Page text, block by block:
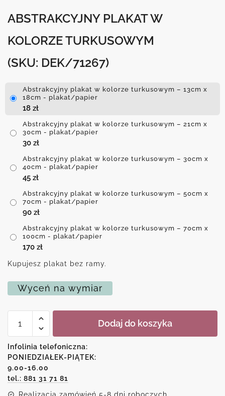
ABSTRAKCYJNY PLAKAT W
KOLORZE TURKUSOWYM
(SKU: DEK/71267)
Abstrakcyjny plakat w kolorze turkusowym – 13cm x
18cm - plakat/papier
18 zł
Abstrakcyjny plakat w kolorze turkusowym – 21cm x
30cm - plakat/papier
30 zł
Abstrakcyjny plakat w kolorze turkusowym – 30cm x
40cm - plakat/papier
45 zł
Abstrakcyjny plakat w kolorze turkusowym – 50cm x
70cm - plakat/papier
90 zł
Abstrakcyjny plakat w kolorze turkusowym – 70cm x
100cm - plakat/papier
170 zł
Kupujesz plakat bez ramy.
Wyceń na wymiar
Abstrakcyjny
kolorze
turkusowym
Dodaj do koszyka
Infolinia telefoniczna:
PONIEDZIAŁEK-PIĄTEK:
9.00-16.00
tel.: 881 31 71 81